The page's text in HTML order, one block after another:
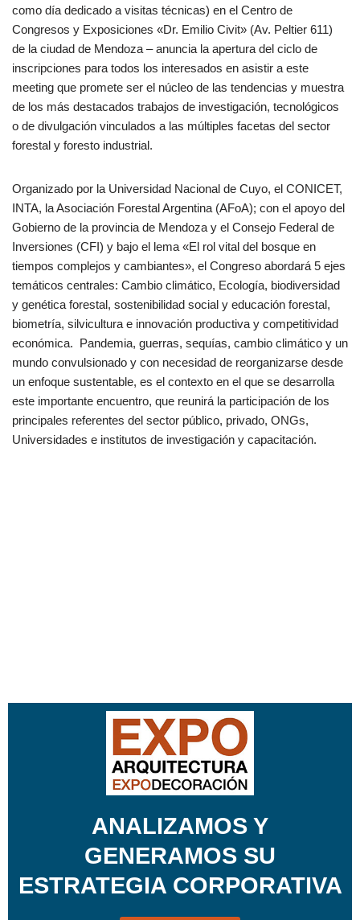
como día dedicado a visitas técnicas) en el Centro de
Congresos y Exposiciones «Dr. Emilio Civit» (Av. Peltier 611)
de la ciudad de Mendoza – anuncia la apertura del ciclo de
inscripciones para todos los interesados en asistir a este
meeting que promete ser el núcleo de las tendencias y muestra
de los más destacados trabajos de investigación, tecnológicos
o de divulgación vinculados a las múltiples facetas del sector
forestal y foresto industrial.
Organizado por la Universidad Nacional de Cuyo, el CONICET,
INTA, la Asociación Forestal Argentina (AFoA); con el apoyo del
Gobierno de la provincia de Mendoza y el Consejo Federal de
Inversiones (CFI) y bajo el lema «El rol vital del bosque en
tiempos complejos y cambiantes», el Congreso abordará 5 ejes
temáticos centrales: Cambio climático, Ecología, biodiversidad
y genética forestal, sostenibilidad social y educación forestal,
biometría, silvicultura e innovación productiva y competitividad
económica. Pandemia, guerras, sequías, cambio climático y un
mundo convulsionado y con necesidad de reorganizarse desde
un enfoque sustentable, es el contexto en el que se desarrolla
este importante encuentro, que reunirá la participación de los
principales referentes del sector público, privado, ONGs,
Universidades e institutos de investigación y capacitación.
ANALIZAMOS Y
GENERAMOS SU
ESTRATEGIA CORPORATIVA